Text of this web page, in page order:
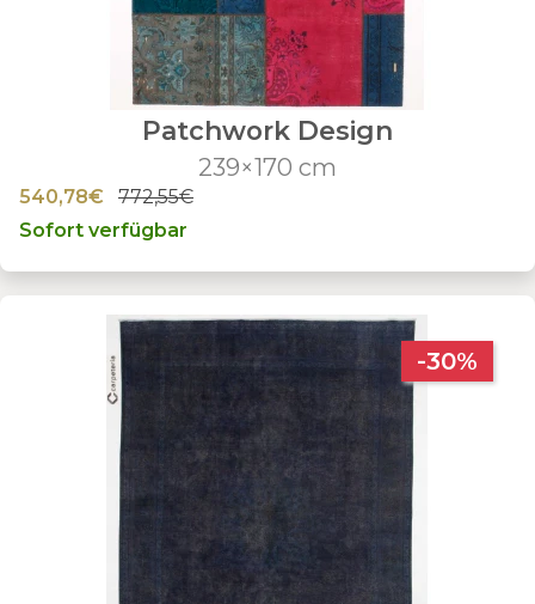
Patchwork Design
239×170 cm
540,78€
772,55€
Sofort verfügbar
-30%